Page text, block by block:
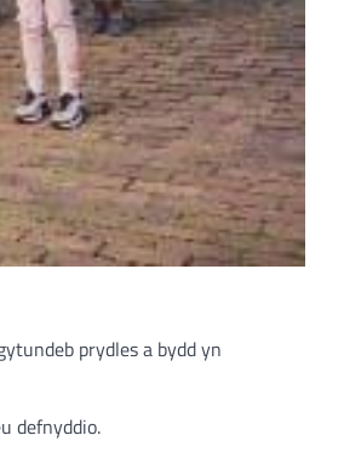
prydles a bydd yn
defnyddio.